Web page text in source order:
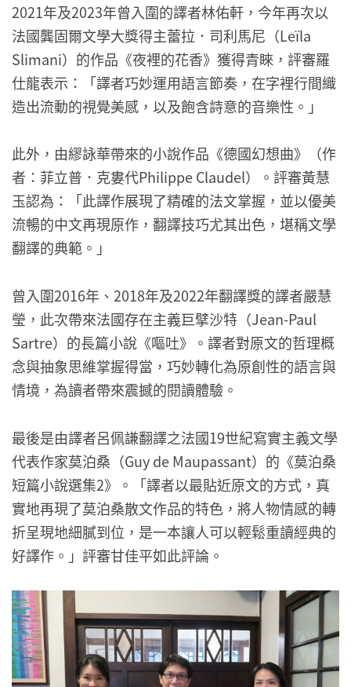
2021年及2023年曾入圍的譯者林佑軒，今年再次以
法國龔固爾文學大獎得主蕾拉．司利馬尼（Leïla
Slimani）的作品《夜裡的花香》獲得青睞，評審羅
仕龍表示：「譯者巧妙運用語言節奏，在字裡行間織
造出流動的視覺美感，以及飽含詩意的音樂性。」
此外，由繆詠華帶來的小說作品《德國幻想曲》（作
者：菲立普．克婁代Philippe Claudel）。評審黃慧
玉認為：「此譯作展現了精確的法文掌握，並以優美
流暢的中文再現原作，翻譯技巧尤其出色，堪稱文學
翻譯的典範。」
曾入圍2016年、2018年及2022年翻譯獎的譯者嚴慧
瑩，此次帶來法國存在主義巨擘沙特（Jean-Paul
Sartre）的長篇小說《嘔吐》。譯者對原文的哲理概
念與抽象思維掌握得當，巧妙轉化為原創性的語言與
情境，為讀者帶來震撼的閱讀體驗。
最後是由譯者呂佩謙翻譯之法國19世紀寫實主義文學
代表作家莫泊桑（Guy de Maupassant）的《莫泊桑
短篇小說選集2》。「譯者以最貼近原文的方式，真
實地再現了莫泊桑散文作品的特色，將人物情感的轉
折呈現地細膩到位，是一本讓人可以輕鬆重讀經典的
好譯作。」評審甘佳平如此評論。